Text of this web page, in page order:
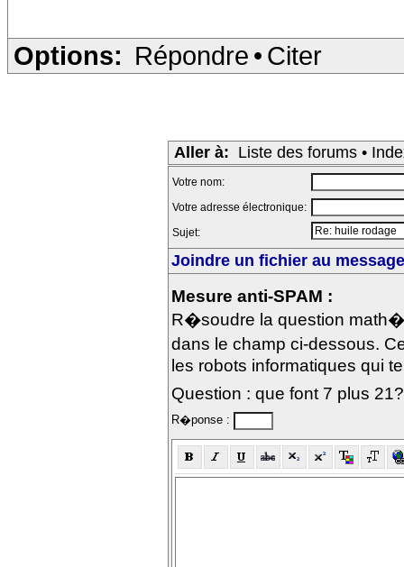
Options: Répondre • Citer
Aller à: Liste des forums •
Votre nom:
Votre adresse électronique:
Sujet:
Joindre un fichier au
Mesure anti-SPAM :
R�soudre la question
dans le champ ci-dessous.
les robots informatiques qui
Question : que font 7 plus 21?
R�ponse :